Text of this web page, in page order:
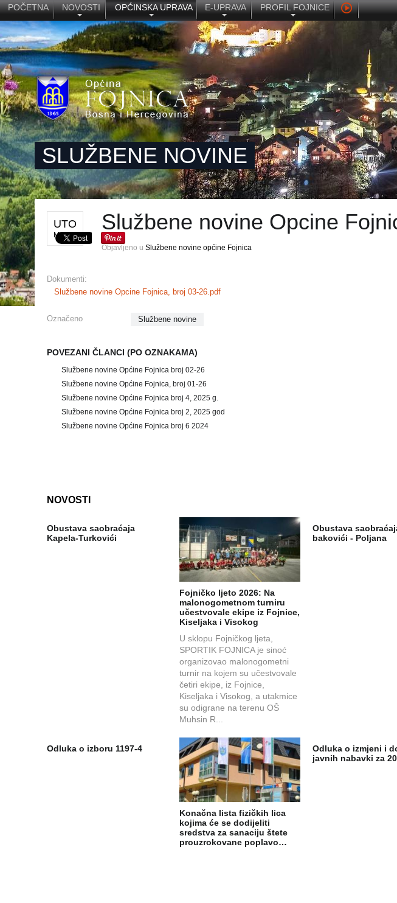
POČETNA NOVOSTI OPĆINSKA UPRAVA E-UPRAVA PROFIL FOJNICE
SLUŽBENE NOVINE
UTO
MAJ 5
Službene novine Opcine
Objavljeno u Službene novine općine Fojnica
Dokumenti:
Službene novine Opcine Fojnica, broj 03-26.pdf
Označeno Službene novine
POVEZANI ČLANCI (PO OZNAKAMA)
Službene novine Općine Fojnica broj 02-26
Službene novine Općine Fojnica, broj 01-26
Službene novine Općine Fojnica broj 4, 2025 g.
Službene novine Općine Fojnica broj 2, 2025 god
Službene novine Općine Fojnica broj 6 2024
NOVOSTI
Obustava saobraćaja
Kapela-Turkovići
Fojničko ljeto 2026: Na
malonogometnom turniru
učestvovale ekipe iz Fojnice,
Kiseljaka i Visokog
U sklopu Fojničkog ljeta,
SPORTIK FOJNICA je sinoć
organizovao malonogometni
turnir na kojem su učestvovale
četiri ekipe, iz Fojnice,
Kiseljaka i Visokog, a utakmice
su odigrane na terenu OŠ
Muhsin R...
Obustava
bakovići - Poljana
Odluka o izboru 1197-4
Konačna lista fizičkih lica
kojima će se dodijeliti
sredstva za sanaciju štete
prouzrokovane poplavo…
Odluka o izmjeni i
javnih nabavki za